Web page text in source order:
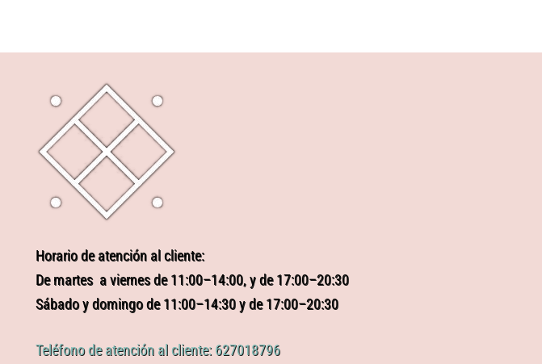
Horario de atención al cliente:
De martes a viernes de 11:00–14:00, y de 17:00–20:30
Sábado y domingo de 11:00–14:30 y de 17:00–20:30
Teléfono de atención al cliente: 627018796